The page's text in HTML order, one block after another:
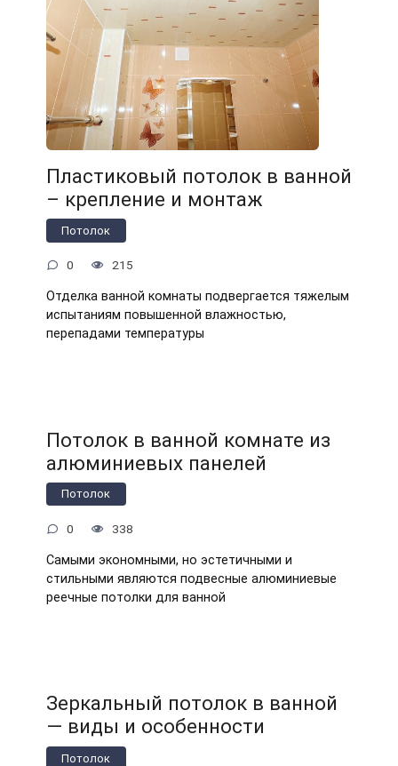
Пластиковый потолок в ванной
– крепление и монтаж
Потолок
0 215
Отделка ванной комнаты подвергается тяжелым
испытаниям повышенной влажностью,
перепадами температуры
Потолок в ванной комнате из
алюминиевых панелей
Потолок
0 338
Самыми экономными, но эстетичными и
стильными являются подвесные алюминиевые
реечные потолки для ванной
Зеркальный потолок в ванной
— виды и особенности
Потолок